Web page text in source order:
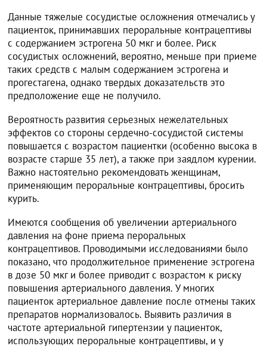
Данные тяжелые сосудистые осложнения отмечались у
пациенток, принимавших пероральные контрацептивы
с содержанием эстрогена 50 мкг и более. Риск
сосудистых осложнений, вероятно, меньше при приеме
таких средств с малым содержанием эстрогена и
прогестагена, однако твердых доказательств это
предположение еще не получило.
Вероятность развития серьезных нежелательных
эффектов со стороны сердечно-сосудистой системы
повышается с возрастом пациентки (особенно высока в
возрасте старше 35 лет), а также при заядлом курении.
Важно настоятельно рекомендовать женщинам,
применяющим пероральные контрацептивы, бросить
курить.
Имеются сообщения об увеличении артериального
давления на фоне приема пероральных
контрацептивов. Проводимыми исследованиями было
показано, что продолжительное применение эстрогена
в дозе 50 мкг и более приводит с возрастом к риску
повышения артериального давления. У многих
пациенток артериальное давление после отмены таких
препаратов нормализовалось. Выявить различия в
частоте артериальной гипертензии у пациенток,
использующих пероральные контрацептивы, и у